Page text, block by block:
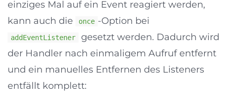
einziges Mal auf ein Event reagiert werden,
kann auch die
once -Option bei
addEventListener
gesetzt werden. Dadurch wird
der Handler nach einmaligem Aufruf entfernt
und ein manuelles Entfernen des Listeners
entfällt komplett: